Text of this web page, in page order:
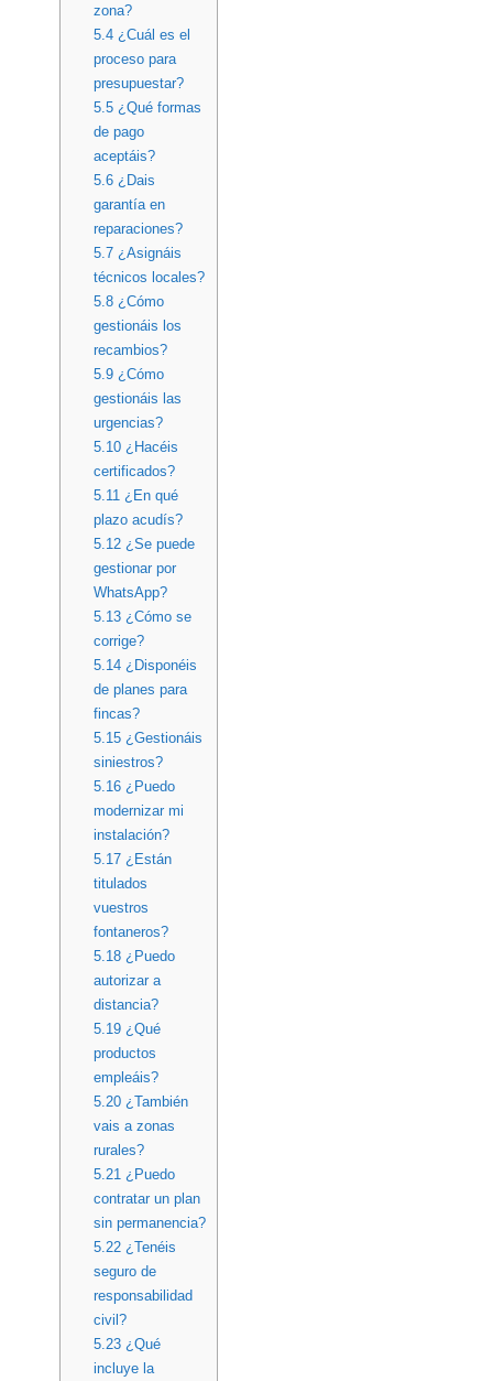
zona?
5.4¿Cuál es el
proceso para
presupuestar?
5.5¿Qué formas
de pago
aceptáis?
5.6¿Dais
garantía en
reparaciones?
5.7¿Asignáis
técnicos locales?
5.8¿Cómo
gestionáis los
recambios?
5.9¿Cómo
gestionáis las
urgencias?
5.10¿Hacéis
certificados?
5.11 ¿En qué
plazo acudís?
5.12¿Se puede
gestionar por
WhatsApp?
5.13¿Cómo se
corrige?
5.14¿Disponéis
de planes para
fincas?
5.15¿Gestionáis
siniestros?
5.16¿Puedo
modernizar mi
instalación?
5.17¿Están
titulados
vuestros
fontaneros?
5.18¿Puedo
autorizar a
distancia?
5.19¿Qué
productos
empleáis?
5.20¿También
vais a zonas
rurales?
5.21 ¿Puedo
contratar un plan
sin permanencia?
5.22¿Tenéis
seguro de
responsabilidad
civil?
5.23¿Qué
incluye la